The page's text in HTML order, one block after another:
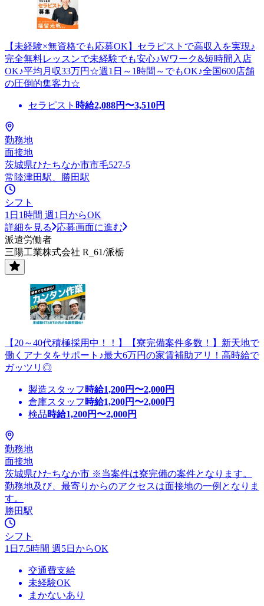
【未経験×無資格でも応募OK】セラピストで高収入を実現♪
完全無料レッスンで未経験でも安心♪Wワーク&短時間入店
OK♪平均月収33万円☆週1日～1時間～でもOK♪全国600店舗
の圧倒的集客力☆
セラピスト 時給2,088円〜3,510円
勤務地
面接地
茨城県ひたちなか市市毛527-5
常陸津田駅、勝田駅
シフト
1日1時間 週1日からOK
詳細を見る
応募画面に進む
派遣労働者
三陽工業株式会社 R_61/派栃
【20～40代積極採用中！！】【寮完備案件多数！】新天地で
働くアナタをサポート♪最大6万円の家賃補助アリ！高時給で
ガッツリ◎
製造スタッフ 時給1,200円〜2,000円
倉庫スタッフ 時給1,200円〜2,000円
検品時給1,200円〜2,000円
勤務地
面接地
茨城県ひたちなか市 ※当案件は寮完備の案件となります。
勤務地及び、最寄りからのアクセスは面接地の一例となりま
す。
勝田駅
シフト
1日7.5時間 週5日からOK
交通費支給
未経験OK
まかないあり